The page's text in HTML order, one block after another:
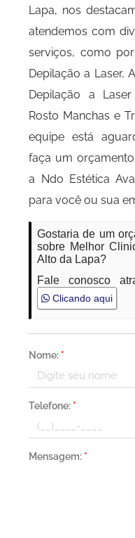
Lapa, nos
atendemos com
serviços, como
Depilação a Laser,
Depilação a
Rosto Manchas e
equipe está
faça um
a Ndo Estética
para você ou sua
Gostaria de um
sobre Melhor
Alto da Lapa?
Fale conosco
Clicando aqui
Nome: *
Telefone: *
Mensagem: *